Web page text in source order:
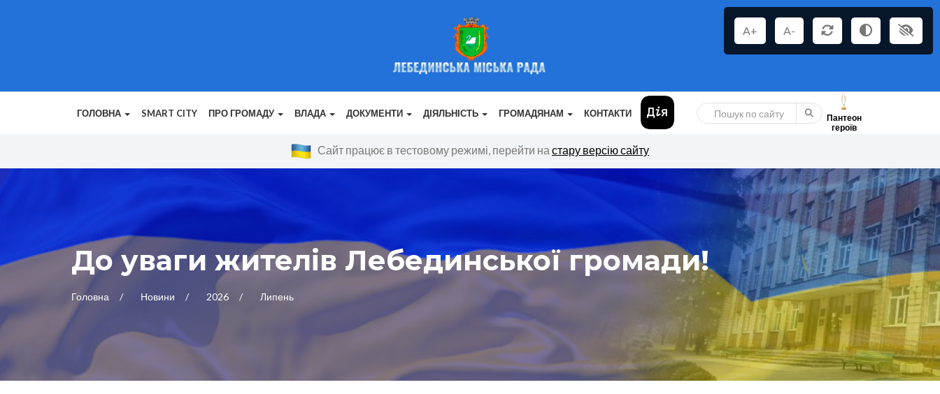
ГОЛОВНА SMART CITY ПРО ГРОМАДУ ВЛАДА ДОКУМЕНТИ ДІЯЛЬНІСТЬ ГРОМАДЯНАМ КОНТАКТИ
Пантеон
героїв
A+ A-
Сайт працює в тестовому режимі, перейти на стару версію сайту
До уваги жителів Лебединської громади!
Головна Новини 2026 Липень